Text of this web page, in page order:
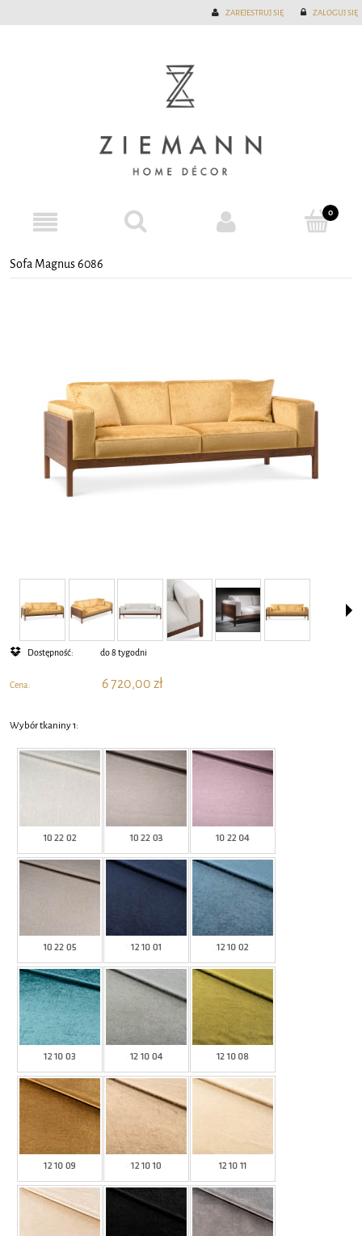
ZAREJESTRUJ SIĘ ZALOGUJ SIĘ
Sofa Magnus 6086
Dostępność: do 8 tygodni
Cena: 6 720,00 zł
Wybór tkaniny 1: